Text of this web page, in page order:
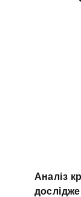
Аналіз